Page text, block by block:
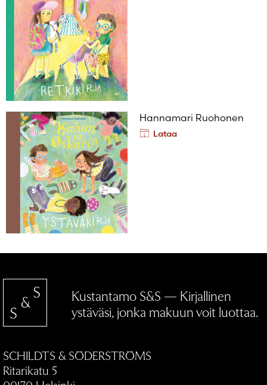
Hannamari Ruohonen
Lataa
Kustantamo S&S — Kirjallinen
ystäväsi, jonka makuun voit luottaa.
SCHILDTS & SÖDERSTRÖMS
Ritarikatu 5